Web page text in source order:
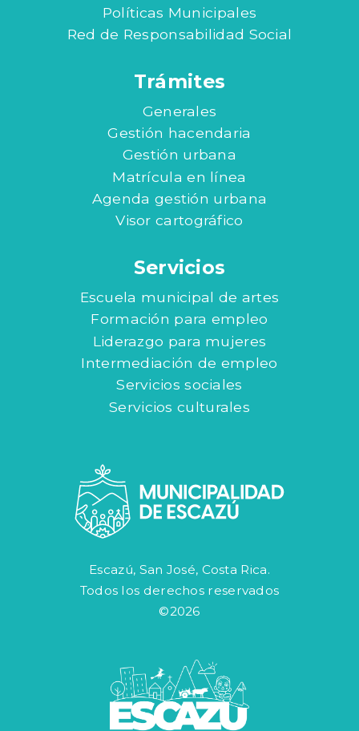
Políticas Municipales
Red de Responsabilidad Social
Trámites
Generales
Gestión hacendaria
Gestión urbana
Matrícula en línea
Agenda gestión urbana
Visor cartográfico
Servicios
Escuela municipal de artes
Formación para empleo
Liderazgo para mujeres
Intermediación de empleo
Servicios sociales
Servicios culturales
Escazú, San José, Costa Rica.
Todos los derechos reservados
©2026